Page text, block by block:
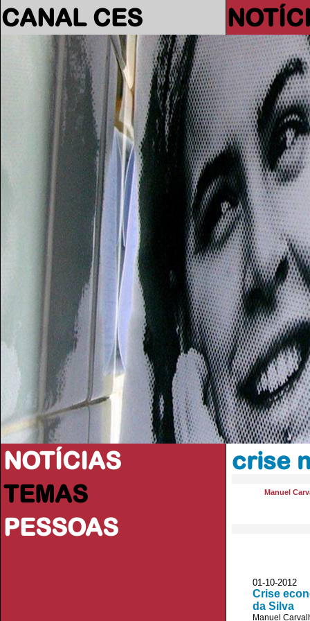
CANAL CES
NOTÍCIAS
TEMAS
PESSOAS
crise
Manuel
01-10-2012
Crise
da Silva
Manuel